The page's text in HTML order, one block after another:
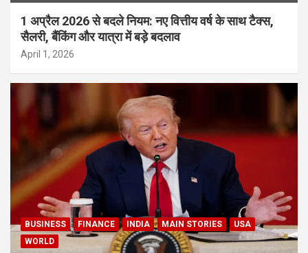
1 अप्रैल 2026 से बदले नियम: नए वित्तीय वर्ष के साथ टैक्स,
सैलरी, बैंकिंग और यात्रा में बड़े बदलाव
April 1, 2026
BUSINESS FINANCE INDIA MAIN STORIES
USA
WORLD